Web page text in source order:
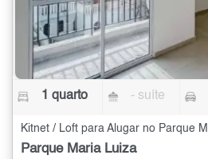
1 quarto - suíte
Parque Maria Luiza